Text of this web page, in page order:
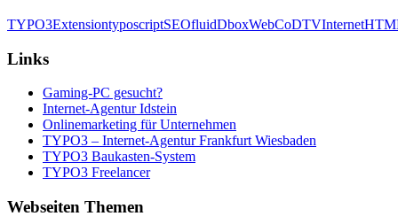
TYPO3ExtensiontyposcriptSEOfluidDboxWebCoDTVInternet
Links
Gaming-PC gesucht?
Internet-Agentur Idstein
Onlinemarketing für Unternehmen
TYPO3 – Internet-Agentur Frankfurt Wiesbaden
TYPO3 Baukasten-System
TYPO3 Freelancer
Webseiten Themen